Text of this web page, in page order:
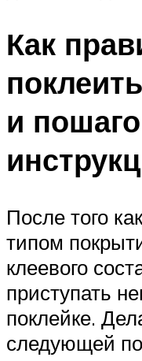
Как
и
После того
типом
клеевого
приступать
поклейке.
следующей